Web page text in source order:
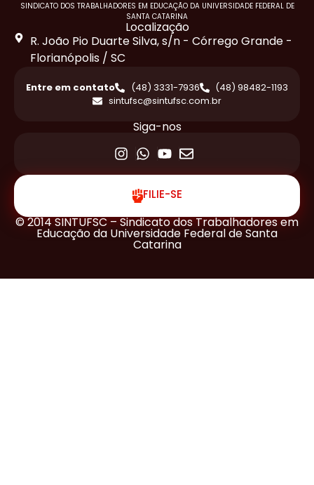
SINDICATO DOS TRABALHADORES EM EDUCAÇÃO DA UNIVERSIDADE FEDERAL DE
SANTA CATARINA
Localização
R. João Pio Duarte Silva, s/n - Córrego Grande -
Florianópolis / SC
Siga-nos
Entre em contato (48) 3331-7936
(48) 98482-1193
sintufsc@sintufsc.com.br
FILIE-SE
© 2014 SINTUFSC – Sindicato dos Trabalhadores em
Educação da Universidade Federal de Santa
Catarina